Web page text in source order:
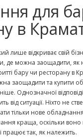
для
в
лише відкриває свій
де можна заощадити, як
бару чи ресторану в
заощадити та купити
Однозначної
від ситуації. Ніхто не
тільки нове
краща, оскільки
працює так, як належить.